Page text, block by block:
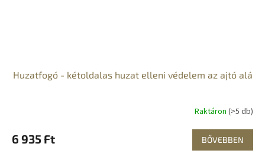
Huzatfogó - kétoldalas huzat elleni védelem az ajtó alá
Raktáron (>5 db)
6 935 Ft BŐVEBBEN